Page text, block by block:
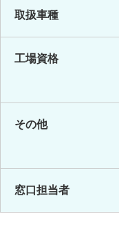
取扱車種
工場資格
その他
窓口担当者